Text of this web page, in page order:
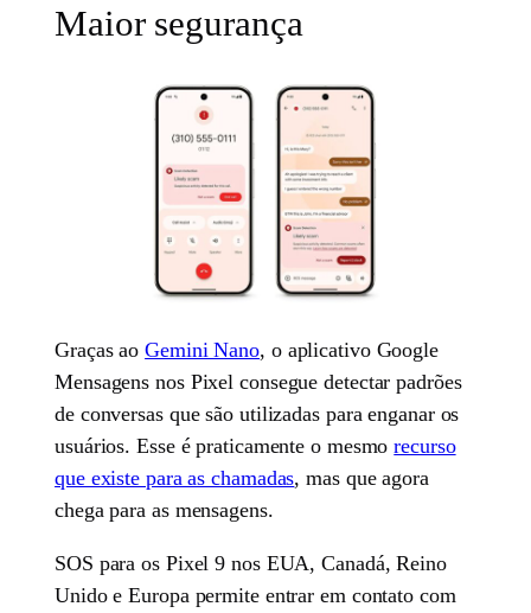
Maior segurança
Graças aoGemini Nano, o aplicativo Google
Mensagens nos Pixel consegue detectar padrões
de conversas que são utilizadas para enganar os
usuários. Esse é praticamente o mesmorecurso
que existe para as chamadas, mas que agora
chega para as mensagens.
SOS para os Pixel 9 nos EUA, Canadá, Reino
Unido e Europa permite entrar em contato com